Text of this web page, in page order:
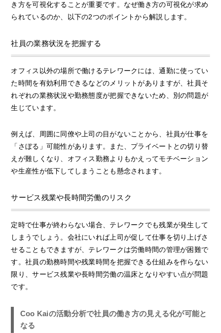
き方を可視化することが重要です。なぜ働き方の可視化が求め
られているのか、以下の2つのポイントから解説します。
社員の業務状況を把握する
オフィス以外の場所で働けるテレワークには、通勤に使ってい
た時間を有効利用できるなどのメリットがありますが、社員そ
れぞれの業務状況や勤務態度が把握できないため、別の問題が
生じています。
例えば、周囲に同僚や上司の目がないことから、社員が仕事を
「さぼる」可能性があります。また、プライベートとの切り替
えが難しくなり、オフィス勤務よりもかえってモチベーション
や生産性が低下してしまうことも懸念されます。
サービス残業や長時間労働のリスク
定時で仕事が終わらない場合、テレワークでも残業が発生して
しまうでしょう。会社にいれば上司が促して仕事を切り上げさ
せることもできますが、テレワークは労働時間の管理が困難で
す。社員の勤務時間や残業時間を把握できる仕組みを作らない
限り、サービス残業や長時間労働の温床となりやすい点が問題
です。
Coo Kaiの活動分析で社員の働き方の見える化が可能と
なる